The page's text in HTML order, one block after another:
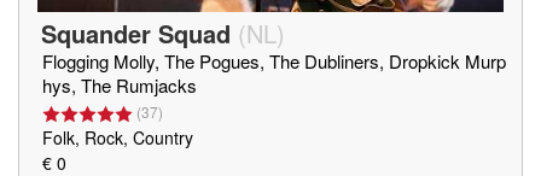
Squander Squad (NL)
Flogging Molly, The Pogues, The Dubliners, Dropkick Murp
hys, The Rumjacks
(37)
Folk, Rock, Country
€ 0